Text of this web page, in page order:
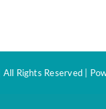
| All Rights Reserved |